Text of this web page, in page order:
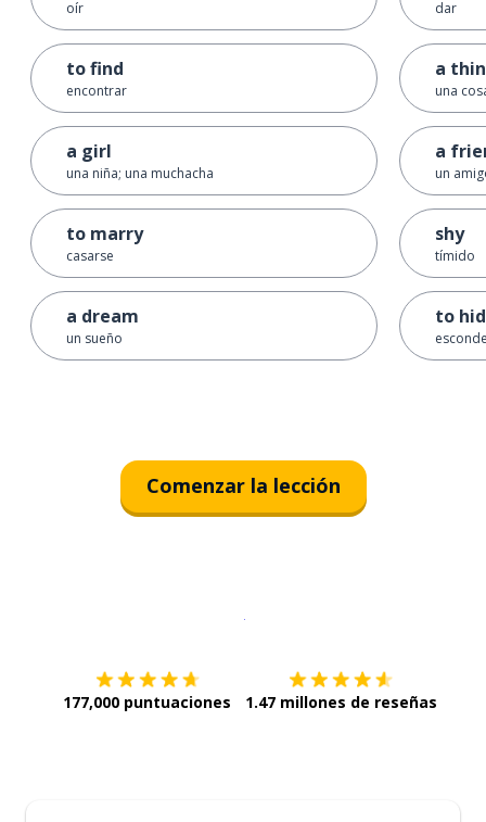
oír
to find
encontrar
a girl
una niña; una muchacha
to marry
casarse
a dream
un sueño
dar
a
una
a
un
shy
tímido
to
Comenzar la lección
177,000 puntuaciones 1.47 millones de reseñas